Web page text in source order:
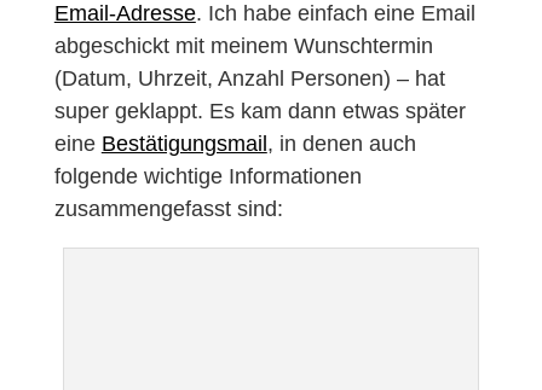
Email-Adresse. Ich habe einfach eine Email
abgeschickt mit meinem Wunschtermin
(Datum, Uhrzeit, Anzahl Personen) – hat
super geklappt. Es kam dann etwas später
eine Bestätigungsmail , in denen auch
folgende wichtige Informationen
zusammengefasst sind: